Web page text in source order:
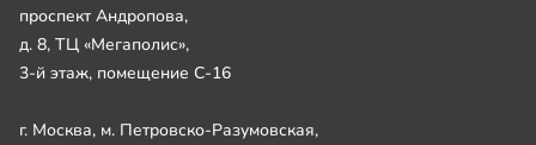
проспект Андропова,
д. 8, ТЦ «Мегаполис»,
3-й этаж, помещение С-16
г. Москва, м. Петровско-Разумовская,